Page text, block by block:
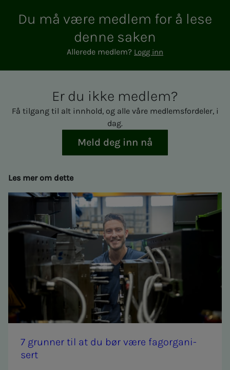
Du må være med­­­­­lem for å lese
den­­­ne sa­­­ken
Allerede medlem? Logg inn
Er du ikke med­­­­­lem?
Få tilgang til alt innhold, og alle våre medlemsfordeler, i
dag.
Meld deg inn nå
Les mer om dette
7 grun­­­ner til at du bør være fag­or­­­ga­­­ni­­­
sert